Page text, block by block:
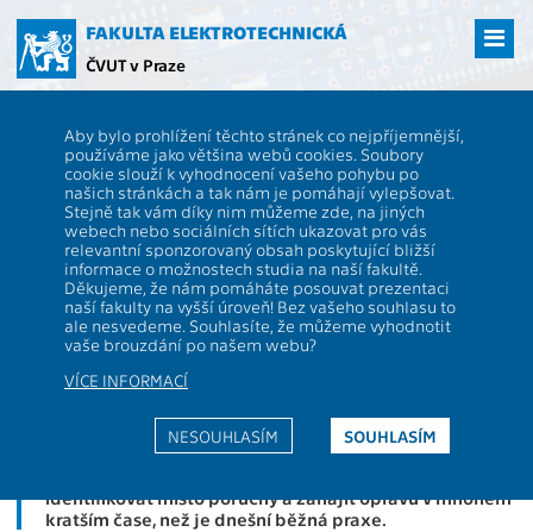
hlavní
obsah
FAKULTA ELEKTROTECHNICKÁ
ČVUT v Praze
Aby bylo prohlížení těchto stránek co nejpříjemnější,
používáme jako většina webů cookies. Soubory
cookie slouží k vyhodnocení vašeho pohybu po
našich stránkách a tak nám je pomáhají vylepšovat.
Stejně tak vám díky nim můžeme zde, na jiných
webech nebo sociálních sítích ukazovat pro vás
relevantní sponzorovaný obsah poskytující bližší
informace o možnostech studia na naší fakultě.
Děkujeme, že nám pomáháte posouvat prezentaci
naší fakulty na vyšší úroveň! Bez vašeho souhlasu to
ale nesvedeme. Souhlasíte, že můžeme vyhodnotit
vaše brouzdání po našem webu?
VÍCE INFORMACÍ
SOUHLASÍM
NESOUHLASÍM
inteligencí z FEL ČVUT provádějí inspekci elektrického vedení
Vize o krok blíže skutečnosti: Roje
dronů s umělou inteligencí z FEL
ČVUT provádějí inspekci
elektrického vedení
Silná bouřka způsobila výpadky elektřiny. Z dobíjecích
stanic umístěných na stožárech vysokého napětí vylétá
skupina dronů. Proletí určenou trasu a jejich kamery
záběry jsou již během letu analyzovány s využitím
strojového učení a zaslány pro finální vyhodnocení
identifikovat místo poruchy a zahájit opravu v mnohem
kratším čase, než je dnešní běžná praxe.